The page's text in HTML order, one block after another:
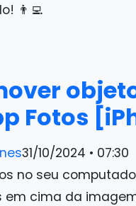
👨‍💻
Fotos
31/10/2024 • 07:30
no seu
em cima da